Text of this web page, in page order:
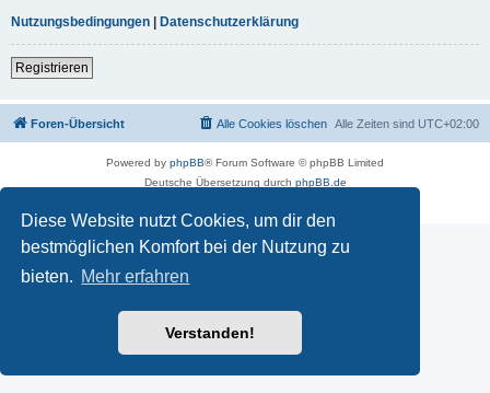
Diese Website nutzt Cookies, um dir den
bestmöglichen Komfort bei der Nutzung zu
bieten. Mehr erfahren
Verstanden!
Nutzungsbedingungen | Datenschutzerklärung
Registrieren
Foren-Übersicht Alle Zeiten sind UTC+02:00
Alle Cookies löschen
Powered by phpBB® Forum Software © phpBB Limited
Deutsche Übersetzung durch phpBB.de